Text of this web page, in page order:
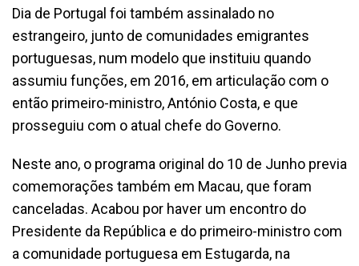
Dia de Portugal foi também assinalado no
estrangeiro, junto de comunidades emigrantes
portuguesas, num modelo que instituiu quando
assumiu funções, em 2016, em articulação com o
então primeiro-ministro, António Costa, e que
prosseguiu com o atual chefe do Governo.
Neste ano, o programa original do 10 de Junho previa
comemorações também em Macau, que foram
canceladas. Acabou por haver um encontro do
Presidente da República e do primeiro-ministro com
a comunidade portuguesa em Estugarda, na